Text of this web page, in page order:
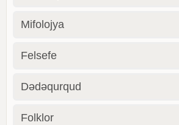
Mifolojya
Felsefe
Dədəqurqud
Folklor